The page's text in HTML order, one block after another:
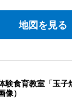
地図を見る
験食育教室「玉子
像）